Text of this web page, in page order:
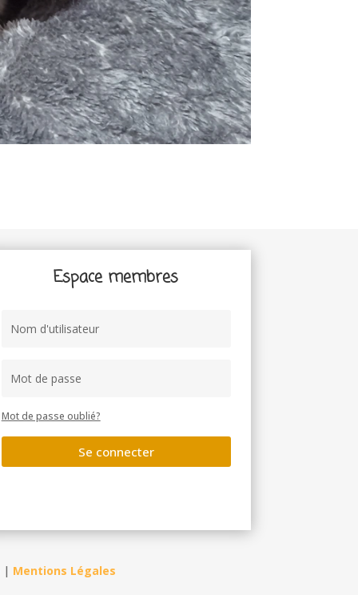
Espace membres
Mot de passe oublié?
Se connecter
| Mentions Légales